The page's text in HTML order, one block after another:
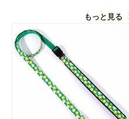
もっと見る